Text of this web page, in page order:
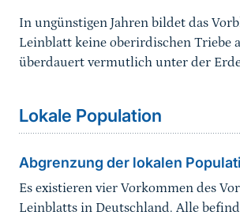
In ungünstigen Jahren bildet das
Leinblatt keine oberirdischen Triebe
überdauert vermutlich unter der
Sprungmarke
Lokale Population
Abgrenzung der lokalen
Es existieren vier Vorkommen des
Leinblatts in Deutschland. Alle